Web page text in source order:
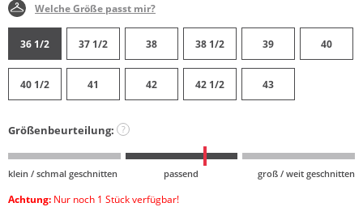
Welche Größe passt mir?
36 1/2 37 1/2 38 38 1/2 39 40
40 1/2 41 42 42 1/2 43
Größenbeurteilung: ?
klein / schmal geschnitten passend groß / weit geschnitten
Achtung: Nur noch 1 Stück verfügbar!